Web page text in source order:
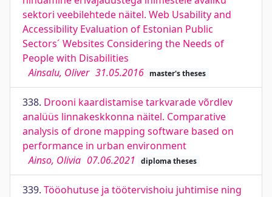
sektori veebilehtede näitel. Web Usability and
Accessibility Evaluation of Estonian Public
Sectors´ Websites Considering the Needs of
People with Disabilities
Ainsalu, Oliver 31.05.2016 master's theses
338. Drooni kaardistamise tarkvarade võrdlev
analüüs linnakeskkonna näitel. Comparative
analysis of drone mapping software based on
performance in urban environment
Ainso, Olivia 07.06.2021 diploma theses
339. Tööohutuse ja töötervishoiu juhtimise ning